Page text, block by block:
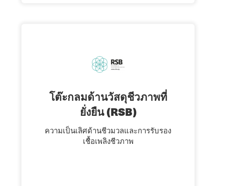
โต๊ะกลมด้านวัสดุชีวภาพที่
ยั่งยืน (RSB)
ความเป็นเลิศด้านชีวมวลและการรับรอง
เชื้อเพลิงชีวภาพ